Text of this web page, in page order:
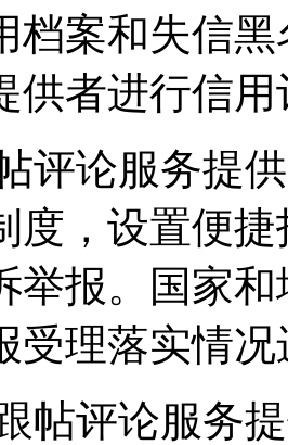
档案和失信
供者进行信用
评论服务提
度，设置便
举报。国家
受理落实情
帖评论服务